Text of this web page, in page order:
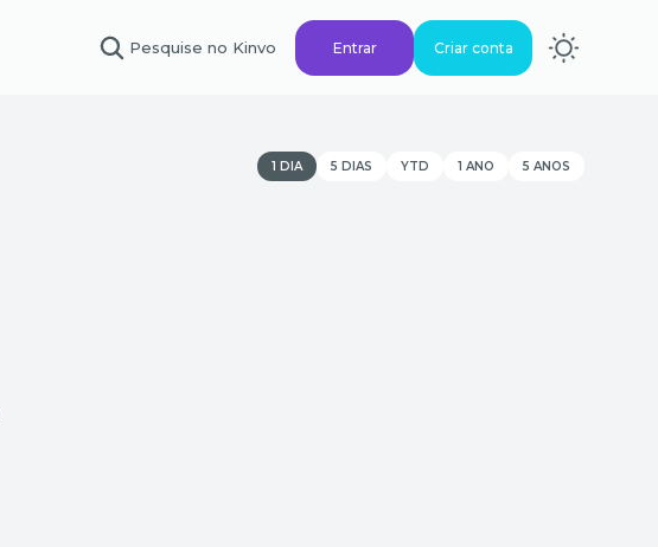
Pesquise no Kinvo Entrar Criar conta
1 DIA 5 DIAS YTD 1 ANO 5 ANOS